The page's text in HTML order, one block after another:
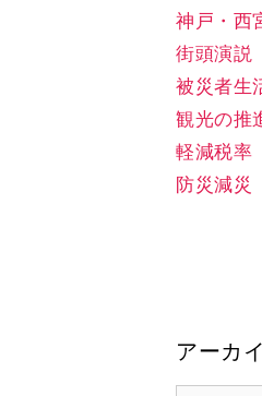
神戸・西
街頭演説
被災者生
観光の推
軽減税率
防災減災
アーカ